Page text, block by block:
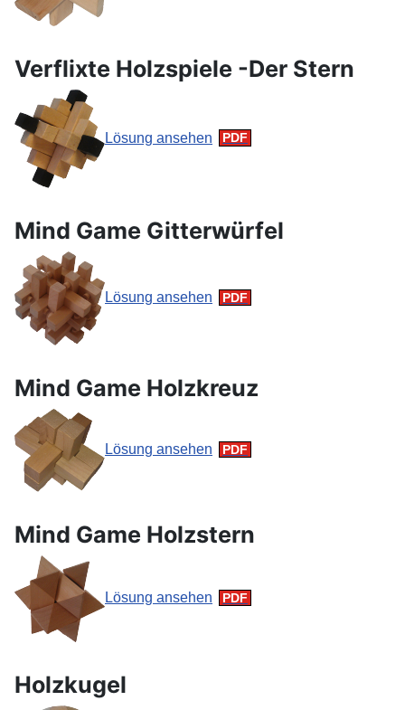
Verflixte Holzspiele -Der Stern
Lösung ansehen
Mind Game Gitterwürfel
Lösung ansehen
Mind Game Holzkreuz
Lösung ansehen
Mind Game Holzstern
Lösung ansehen
Holzkugel